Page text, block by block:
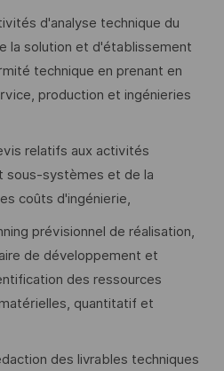
d'analyse technique du
la solution et d'établissement
technique en prenant en
production et ingénieries
relatifs aux activités
sous-systèmes et de la
coûts d'ingénierie,
prévisionnel de réalisation,
de développement et
des ressources
quantitatif et
des livrables techniques